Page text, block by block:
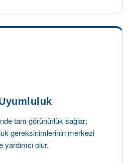
tam görünürlük sağlar;
gereksinimlerinin merkezi
olur.